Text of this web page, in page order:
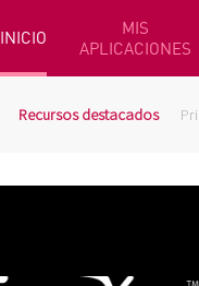
INICIO
MIS
APLICACIONES
Recursos destacados